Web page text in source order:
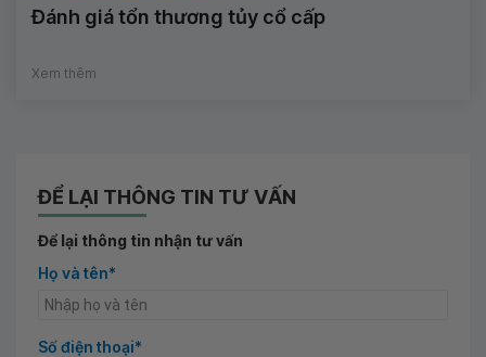
Đánh giá tổn thương tủy cổ cấp
Xem thêm
ĐỂ LẠI THÔNG TIN TƯ VẤN
Để lại thông tin nhận tư vấn
Họ và tên*
Số điện thoại*